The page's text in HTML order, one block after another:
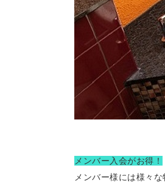
メンバー入会がお得！
メンバー様には様々な